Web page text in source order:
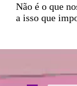
Não é o que
a isso que